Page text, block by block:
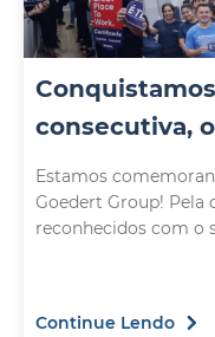
consecutiva,
Estamos
Goedert Group! Pela
reconhecidos com o
Continue Lendo